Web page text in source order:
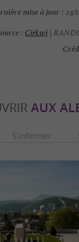
mise à jour : 23/
: Cirkwi |
AUX
S'informer